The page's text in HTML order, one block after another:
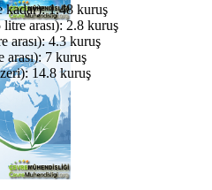
kadar): 1.48 kuruş
arası): 2.8 kuruş
arası): 4.3 kuruş
arası): 7 kuruş
14.8 kuruş